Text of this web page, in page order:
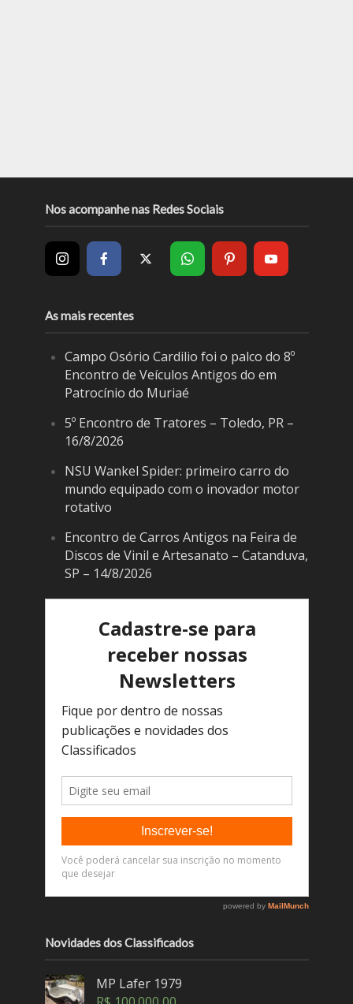
Nos acompanhe nas Redes Sociais
As mais recentes
Campo Osório Cardilio foi o palco do 8º
Encontro de Veículos Antigos do em
Patrocínio do Muriaé
5º Encontro de Tratores – Toledo, PR –
16/8/2026
NSU Wankel Spider: primeiro carro do
mundo equipado com o inovador motor
rotativo
Encontro de Carros Antigos na Feira de
Discos de Vinil e Artesanato – Catanduva,
SP – 14/8/2026
Novidades dos Classificados
MP Lafer 1979